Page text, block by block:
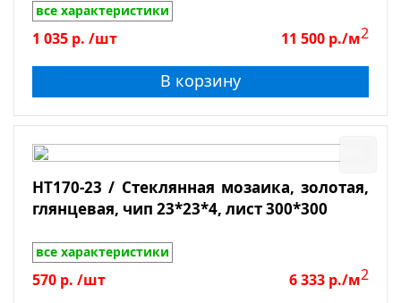
все характеристики
1 035 р. /шт 11 500 р./м2
В корзину
HT170-23 / Стеклянная мозаика, золотая,
глянцевая, чип 23*23*4, лист 300*300
все характеристики
570 р. /шт 6 333 р./м2